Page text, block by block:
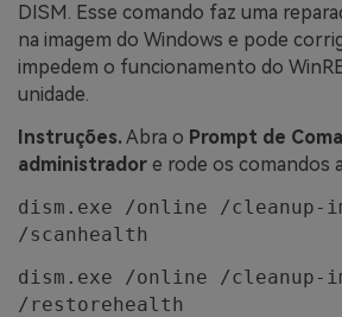
DISM. Esse comando faz uma
na imagem do Windows e pode
impedem o funcionamento do
unidade.
Instruções.Abra o Prompt de
administrador e rode os comandos
dism.exe /online /cleanup-
/scanhealth
dism.exe /online /cleanup-
/restorehealth